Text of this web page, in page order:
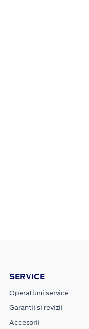
SERVICE
Operatiuni service
Garantii si revizii
Accesorii